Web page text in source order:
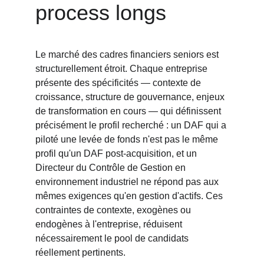
process longs
Le marché des cadres financiers seniors est
structurellement étroit. Chaque entreprise
présente des spécificités — contexte de
croissance, structure de gouvernance, enjeux
de transformation en cours — qui définissent
précisément le profil recherché : un DAF qui a
piloté une levée de fonds n'est pas le même
profil qu'un DAF post-acquisition, et un
Directeur du Contrôle de Gestion en
environnement industriel ne répond pas aux
mêmes exigences qu'en gestion d'actifs. Ces
contraintes de contexte, exogènes ou
endogènes à l'entreprise, réduisent
nécessairement le pool de candidats
réellement pertinents.